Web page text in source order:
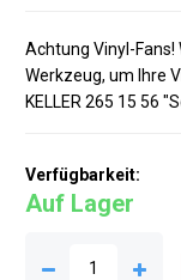
Achtung Vinyl-
Werkzeug, um Ihre
KELLER 265 15 56
Verfügbarkeit:
Auf Lager